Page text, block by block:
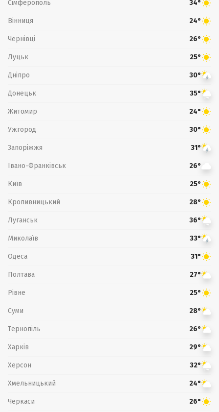
Сімферополь 34°
Вінниця 24°
Чернівці 26°
Луцьк 25°
Дніпро 30°
Донецьк 35°
Житомир 24°
Ужгород 30°
Запоріжжя 31°
Івано-Франківськ 26°
Київ 25°
Кропивницький 28°
Луганськ 36°
Миколаїв 33°
Одеса 31°
Полтава 27°
Рівне 25°
Суми 28°
Тернопіль 26°
Харків 29°
Херсон 32°
Хмельницький 24°
Черкаси 26°